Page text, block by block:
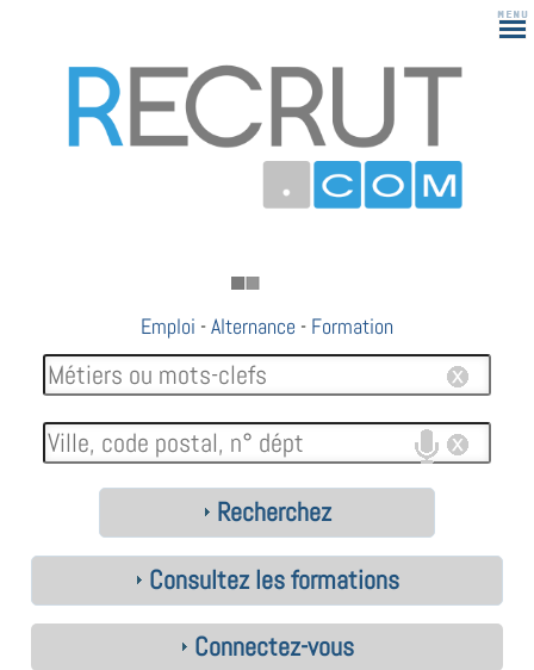
Emploi -Alternance - Formation
Recherchez
Consultez les formations
Connectez-vous